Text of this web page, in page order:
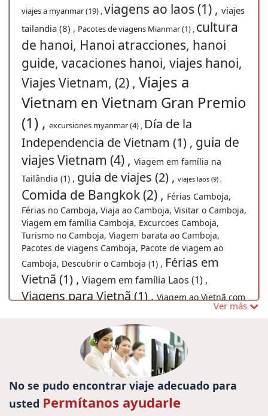
viajes a myanmar (19) ,viagens ao laos (1) , viajes
tailandia (8) , Pacotes de viagens Mianmar (1) , cultura
de hanoi, Hanoi atracciones, hanoi
guide, vacaciones hanoi, viajes hanoi,
Viajes Vietnam, (2) , Viajes a
Vietnam en Vietnam Gran Premio
(1) , excursiones myanmar (4) , Día de la
Independencia de Vietnam (1) , guia de
viajes Vietnam (4) , Viagem em família na
Tailândia (1) , guia de viajes (2) , viajes laos (9) ,
Comida de Bangkok (2) , Férias Camboja,
Férias no Camboja, Viaja ao Camboja, Visitar o Camboja,
Viagem em família Camboja, Excurcoes Camboja,
Turismo no Camboja, Viagem barata ao Camboja,
Pacotes de viagens Camboja, Pacote de viagem ao
Camboja, Descubrir o Camboja (1) , Férias em
Vietnã (1) , Viagem em família Laos (1) ,
Viagens para Vietnã (1) ,Viagem ao Vietnã com
ferias tailandia (1) ,
viajar a vietnam y camboya (1) ,
Vacaciones Vietnam y Birmania (1) ,
para Vietna (1) ,guia de viajes indochina
(3) ,férias Vietnã (1) ,Vacación familiar de Vietnam (2) ,viajes
vietnam camboya tailandia (2) ,
Ver más
No se pudo encontrar viaje adecuado para
usted Permítanos ayudarle